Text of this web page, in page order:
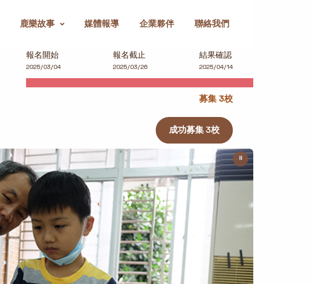
鹿樂故事 媒體報導 企業夥伴 聯絡我們
報名開始
2025/03/04
報名截止
2025/03/26
結果確認
2025/04/14
募集 3校
成功募集 3校
⏸